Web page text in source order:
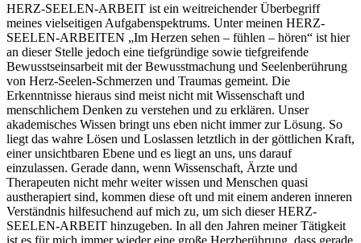
HERZ-SEELEN-ARBEIT ist ein weitreichender Überbegriff
meines vielseitigen Aufgabenspektrums. Unter meinen HERZ-
SEELEN-ARBEITEN „Im Herzen sehen – fühlen – hören“ ist hier
an dieser Stelle jedoch eine tiefgründige sowie tiefgreifende
Bewusstseinsarbeit mit der Bewusstmachung und Seelenberührung
von Herz-Seelen-Schmerzen und Traumas gemeint. Die
Erkenntnisse hieraus sind meist nicht mit Wissenschaft und
menschlichem Denken zu verstehen und zu erklären. Unser
akademisches Wissen bringt uns eben nicht immer zur Lösung. So
liegt das wahre Lösen und Loslassen letztlich in der göttlichen Kraft,
einer unsichtbaren Ebene und es liegt an uns, uns darauf
einzulassen. Gerade dann, wenn Wissenschaft, Ärzte und
Therapeuten nicht mehr weiter wissen und Menschen quasi
austherapiert sind, kommen diese oft und mit einem anderen inneren
Verständnis hilfesuchend auf mich zu, um sich dieser HERZ-
SEELEN-ARBEIT hinzugeben. In all den Jahren meiner Tätigkeit
ist es für mich immer wieder eine große Herzberührung, dass gerade